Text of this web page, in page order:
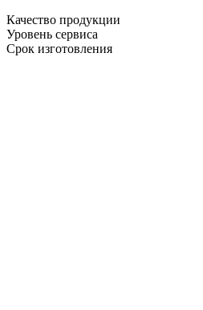
Качество продукции
Уровень сервиса
Срок изготовления